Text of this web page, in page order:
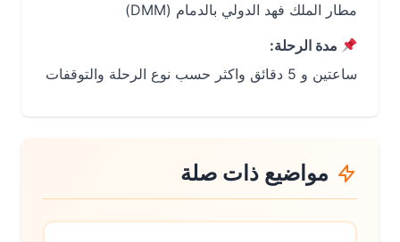
مطار الملك فهد الدولي بالدمام (DMM)
مدة الرحلة:
ساعتين و 5 دقائق واكثر حسب نوع الرحلة والتوقفات
مواضيع ذات صلة